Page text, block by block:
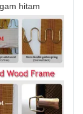
hitam